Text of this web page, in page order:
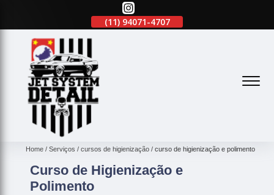
(11) 94071-4707 (11)
Home Serviços cursos de higienização curso de higienização e polimento
Curso de Higienização e
Polimento